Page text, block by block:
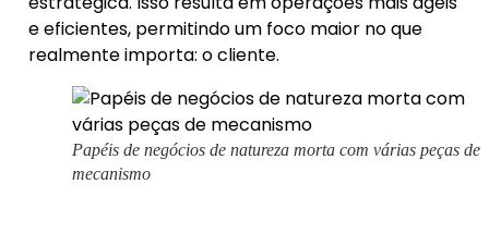
e eficientes, permitindo um foco maior no que
realmente importa: o cliente.
Papéis de negócios de natureza morta com várias peças de
mecanismo